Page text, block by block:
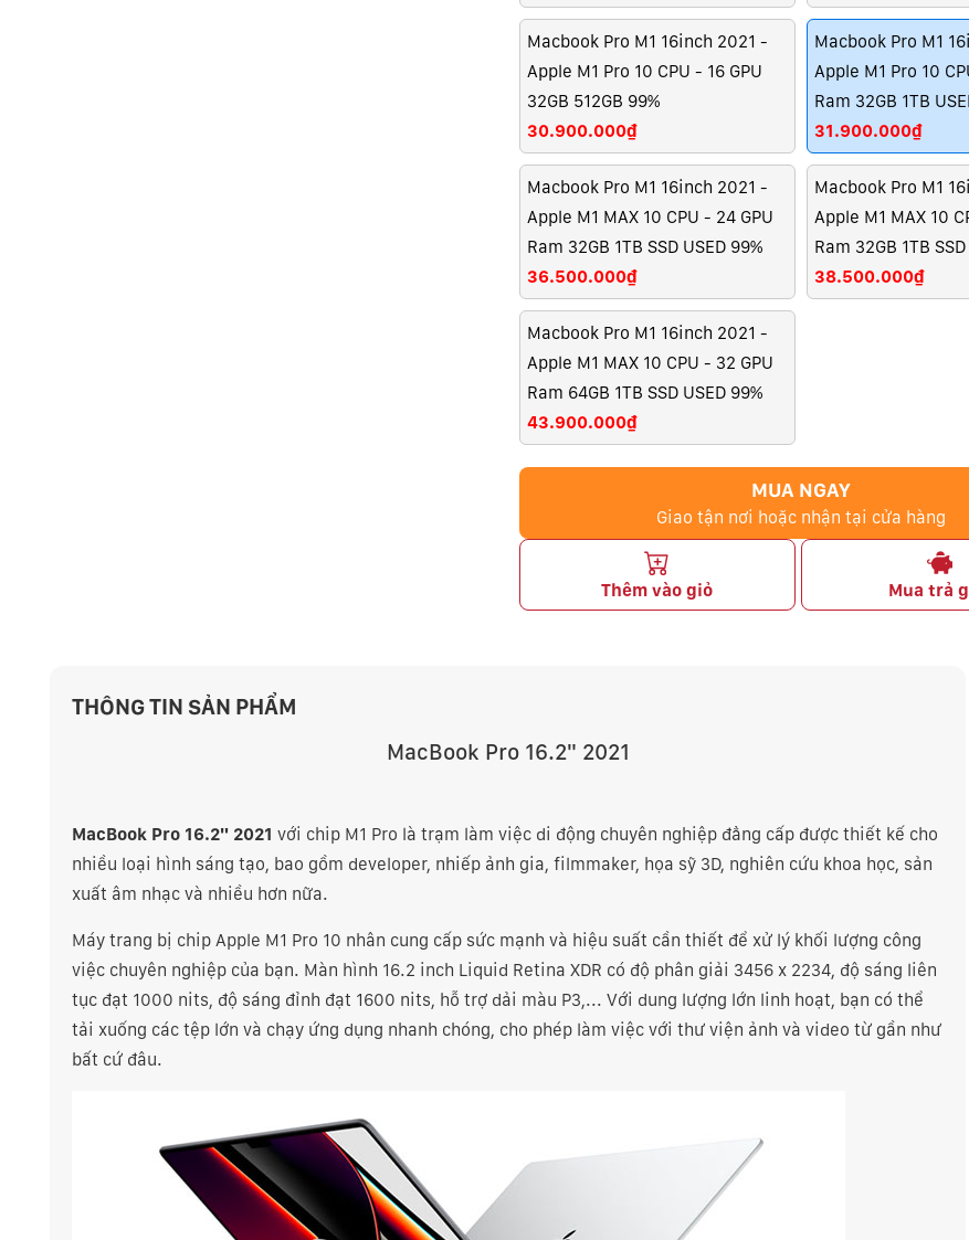
Macbook Pro M1 16inch 2021 -
Apple M1 Pro 10 CPU - 16 GPU
32GB 512GB 99%
30.900.000₫
Macbook Pro M1
Apple M1 Pro 10
Ram 32GB 1TB
31.900.000₫
Macbook Pro M1 16inch 2021 -
Apple M1 MAX 10 CPU - 24 GPU
Ram 32GB 1TB SSD USED 99%
36.500.000₫
Macbook Pro M1
Apple M1 MAX 10
Ram 32GB 1TB
38.500.000₫
Macbook Pro M1 16inch 2021 -
Apple M1 MAX 10 CPU - 32 GPU
Ram 64GB 1TB SSD USED 99%
43.900.000₫
MUA NGAY
Giao tận nơi hoặc nhận tại cửa hàng
Thêm vào giỏ Mua trả
THÔNG TIN SẢN PHẨM
MacBook Pro 16.2" 2021
MacBook Pro 16.2" 2021 với chip M1 Pro là trạm làm việc di động chuyên nghiệp đẳng cấp được thiết kế cho
nhiều loại hình sáng tạo, bao gồm developer, nhiếp ảnh gia, filmmaker, họa sỹ 3D, nghiên cứu khoa học, sản
xuất âm nhạc và nhiều hơn nữa.
Máy trang bị chip Apple M1 Pro 10 nhân cung cấp sức mạnh và hiệu suất cần thiết để xử lý khối lượng công
việc chuyên nghiệp của bạn. Màn hình 16.2 inch Liquid Retina XDR có độ phân giải 3456 x 2234, độ sáng liên
tục đạt 1000 nits, độ sáng đỉnh đạt 1600 nits, hỗ trợ dải màu P3,... Với dung lượng lớn linh hoạt, bạn có thể
tải xuống các tệp lớn và chạy ứng dụng nhanh chóng, cho phép làm việc với thư viện ảnh và video từ gần như
bất cứ đâu.